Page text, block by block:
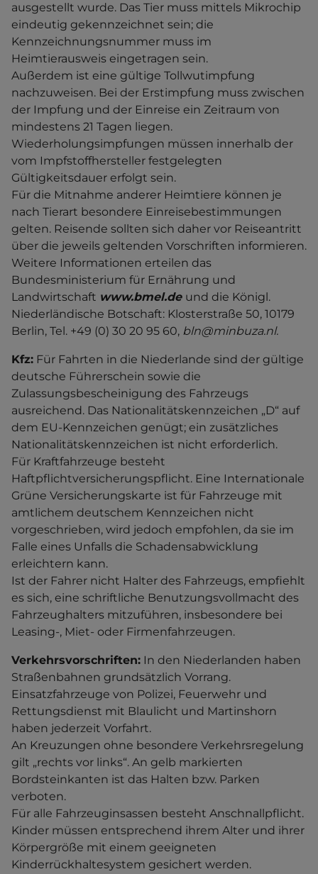
ausgestellt wurde. Das Tier muss mittels Mikrochip
eindeutig gekennzeichnet sein; die
Kennzeichnungsnummer muss im
Heimtierausweis eingetragen sein.
Außerdem ist eine gültige Tollwutimpfung
nachzuweisen. Bei der Erstimpfung muss zwischen
der Impfung und der Einreise ein Zeitraum von
mindestens 21 Tagen liegen.
Wiederholungsimpfungen müssen innerhalb der
vom Impfstoffhersteller festgelegten
Gültigkeitsdauer erfolgt sein.
Für die Mitnahme anderer Heimtiere können je
nach Tierart besondere Einreisebestimmungen
gelten. Reisende sollten sich daher vor Reiseantritt
über die jeweils geltenden Vorschriften informieren.
Weitere Informationen erteilen das
Bundesministerium für Ernährung und
Landwirtschaft www.bmel.de und die Königl.
Niederländische Botschaft: Klosterstraße 50, 10179
Berlin, Tel. +49 (0) 30 20 95 60, bln@minbuza.nl.
Kfz: Für Fahrten in die Niederlande sind der gültige
deutsche Führerschein sowie die
Zulassungsbescheinigung des Fahrzeugs
ausreichend. Das Nationalitätskennzeichen „D“ auf
dem EU-Kennzeichen genügt; ein zusätzliches
Nationalitätskennzeichen ist nicht erforderlich.
Für Kraftfahrzeuge besteht
Haftpflichtversicherungspflicht. Eine Internationale
Grüne Versicherungskarte ist für Fahrzeuge mit
amtlichem deutschem Kennzeichen nicht
vorgeschrieben, wird jedoch empfohlen, da sie im
Falle eines Unfalls die Schadensabwicklung
erleichtern kann.
Ist der Fahrer nicht Halter des Fahrzeugs, empfiehlt
es sich, eine schriftliche Benutzungsvollmacht des
Fahrzeughalters mitzuführen, insbesondere bei
Leasing-, Miet- oder Firmenfahrzeugen.
Verkehrsvorschriften: In den Niederlanden haben
Straßenbahnen grundsätzlich Vorrang.
Einsatzfahrzeuge von Polizei, Feuerwehr und
Rettungsdienst mit Blaulicht und Martinshorn
haben jederzeit Vorfahrt.
An Kreuzungen ohne besondere Verkehrsregelung
gilt „rechts vor links“. An gelb markierten
Bordsteinkanten ist das Halten bzw. Parken
verboten.
Für alle Fahrzeuginsassen besteht Anschnallpflicht.
Kinder müssen entsprechend ihrem Alter und ihrer
Körpergröße mit einem geeigneten
Kinderrückhaltesystem gesichert werden.